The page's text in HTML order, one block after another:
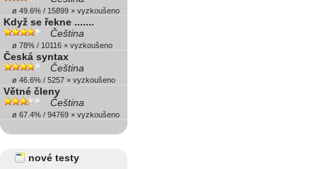
ø 49.6% / 15899 × vyzkoušeno
Když se řekne .......
Čeština
ø 78% / 10116 × vyzkoušeno
Česká syntax
Čeština
ø 46.6% / 5257 × vyzkoušeno
Větné členy
Čeština
ø 67.4% / 94769 × vyzkoušeno
nové testy